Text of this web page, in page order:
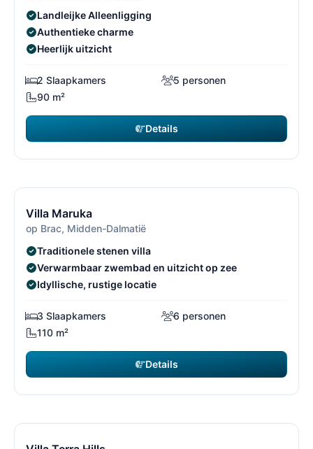
Landleijke Alleenligging
Authentieke charme
Heerlijk uitzicht
2 Slaapkamers
5 personen
90 m²
Details
Villa Maruka
op Brac, Midden-Dalmatië
Traditionele stenen villa
Verwarmbaar zwembad en uitzicht op zee
Idyllische, rustige locatie
3 Slaapkamers
6 personen
110 m²
Details